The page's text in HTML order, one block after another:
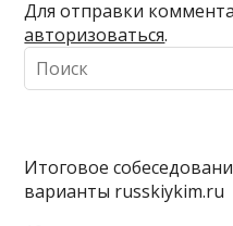
Для отправки
авторизоваться.
Итоговое
варианты russkiykim.ru